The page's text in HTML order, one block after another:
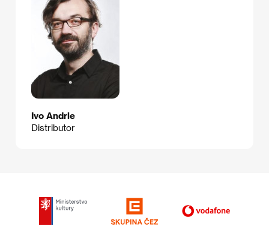
Ivo Andrle
Distributor